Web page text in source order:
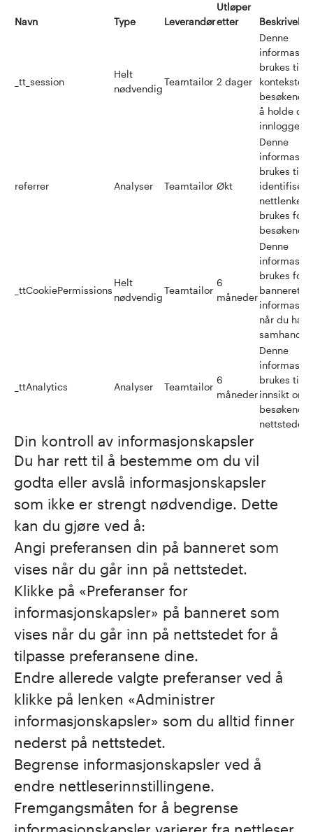
Navn Type Leverandør
Utløper
etter
Beskrivelse
_tt_session
Helt
nødvendig
Teamtailor 2 dager
Denne
brukes til å
konteksten
besøkende
å holde
innlogget
referrer Analyser Teamtailor Økt
Denne
brukes til å
identifisere
nettlenken
brukes for
_ttCookiePermissions
Helt
nødvendig
Teamtailor
6
måneder
Denne
brukes for
banneret
når du har
_ttAnalytics Analyser Teamtailor
6
måneder
Denne
brukes til å
innsikt om
besøkende
nettstedet.
Din kontroll av informasjonskapsler
Du har rett til å bestemme om du vil
godta eller avslå informasjonskapsler
som ikke er strengt nødvendige. Dette
kan du gjøre ved å:
Angi preferansen din på banneret som
vises når du går inn på nettstedet.
Klikke på «Preferanser for
informasjonskapsler» på banneret som
vises når du går inn på nettstedet for å
tilpasse preferansene dine.
Endre allerede valgte preferanser ved å
klikke på lenken «Administrer
informasjonskapsler» som du alltid finner
nederst på nettstedet.
Begrense informasjonskapsler ved å
endre nettleserinnstillingene.
Fremgangsmåten for å begrense